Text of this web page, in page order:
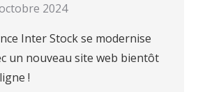
2024
Inter Stock se modernise
un nouveau site web bientôt
!